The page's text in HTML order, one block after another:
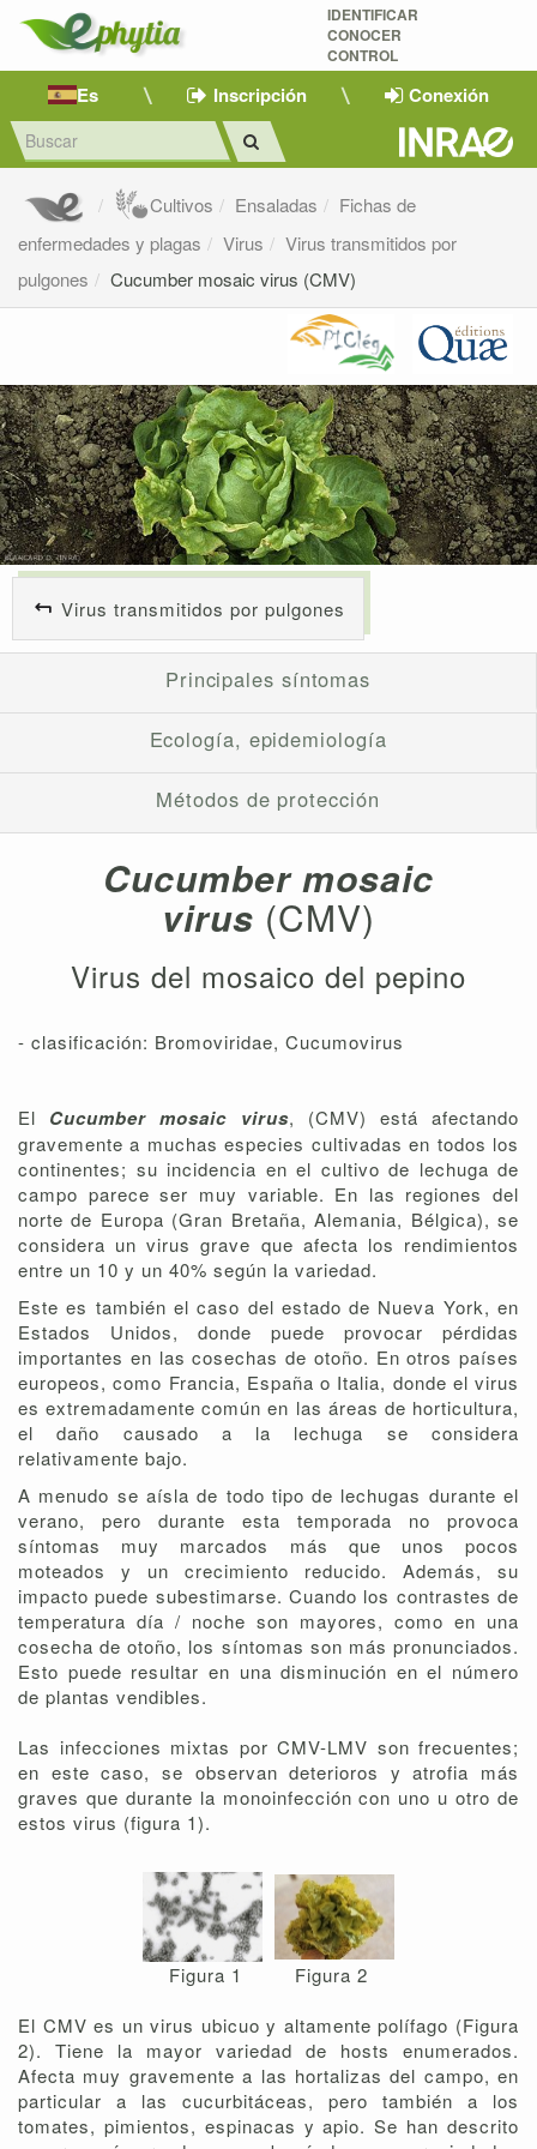
IDENTIFICAR
CONOCER
CONTROL
Es Inscripción Conexión
Cultivos Ensaladas
Fichas de
enfermedades y plagas
Virus
Virus transmitidos por
pulgones
Cucumber mosaic virus (CMV)
Virus transmitidos por pulgones
Principales síntomas
Ecología, epidemiología
Métodos de protección
Cucumber mosaic
virus (CMV)
Virus del mosaico del pepino
- clasificación: Bromoviridae, Cucumovirus
El Cucumber mosaic virus, (CMV) está afectando
gravemente a muchas especies cultivadas en todos los
continentes; su incidencia en el cultivo de lechuga de
campo parece ser muy variable. En las regiones del
norte de Europa (Gran Bretaña, Alemania, Bélgica), se
considera un virus grave que afecta los rendimientos
entre un 10 y un 40% según la variedad.
Este es también el caso del estado de Nueva York, en
Estados Unidos, donde puede provocar pérdidas
importantes en las cosechas de otoño. En otros países
europeos, como Francia, España o Italia, donde el virus
es extremadamente común en las áreas de horticultura,
el daño causado a la lechuga se considera
relativamente bajo.
A menudo se aísla de todo tipo de lechugas durante el
verano, pero durante esta temporada no provoca
síntomas muy marcados más que unos pocos
moteados y un crecimiento reducido. Además, su
impacto puede subestimarse. Cuando los contrastes de
temperatura día / noche son mayores, como en una
cosecha de otoño, los síntomas son más pronunciados.
Esto puede resultar en una disminución en el número
de plantas vendibles.
Las infecciones mixtas por CMV-LMV son frecuentes;
en este caso, se observan deterioros y atrofia más
graves que durante la monoinfección con uno u otro de
estos virus (figura 1).
Figura 1
Figura 2
El CMV es un virus ubicuo y altamente polífago (Figura
2). Tiene la mayor variedad de hosts enumerados.
Afecta muy gravemente a las hortalizas del campo, en
particular a las cucurbitáceas, pero también a los
tomates, pimientos, espinacas y apio. Se han descrito